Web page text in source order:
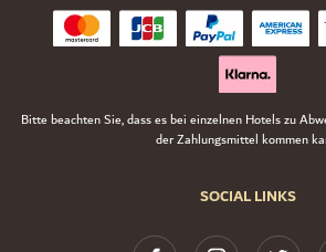
SOCIAL LINKS
Bitte beachten Sie, dass es bei einzelnen Hotels zu
der Zahlungsmittel kommen